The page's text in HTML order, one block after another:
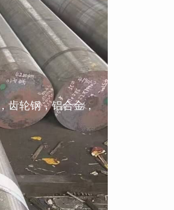
齿轮钢，铝合金，